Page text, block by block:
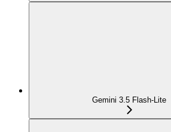
Gemini 3.5 Flash-Lite